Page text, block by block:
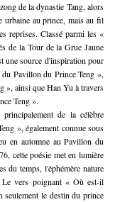
de la dynastie Tang, alors
urbaine au prince, mais au fil
reprises. Classé parmi les «
de la Tour de la Grue Jaune
une source d'inspiration pour
Pavillon du Prince Teng »,
», ainsi que Han Yu à travers
Teng ».
de la célèbre
», également connue sous
en automne au Pavillon du
cette poésie met en lumière
du temps, l'éphémère nature
Le vers poignant « Où est-il
le destin du prince